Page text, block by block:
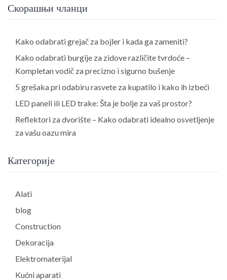
Скорашњи чланци
Kako odabrati grejač za bojler i kada ga zameniti?
Kako odabrati burgije za zidove različite tvrdoće –
Kompletan vodič za precizno i sigurno bušenje
5 grešaka pri odabiru rasvete za kupatilo i kako ih izbeći
LED paneli ili LED trake: Šta je bolje za vaš prostor?
Reflektori za dvorište – Kako odabrati idealno osvetljenje
za vašu oazu mira
Категорије
Alati
blog
Construction
Dekoracija
Elektromaterijal
Kućni aparati